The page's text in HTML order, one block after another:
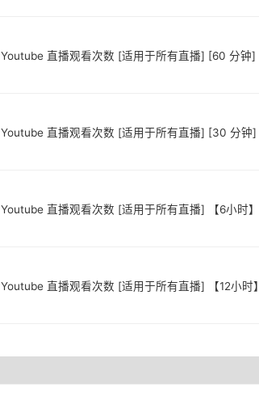
Youtube 直播观看次数 [适用于所有直播] [60 分钟]
Youtube 直播观看次数 [适用于所有直播] [30 分钟]
Youtube 直播观看次数 [适用于所有直播] 【6小时】
Youtube 直播观看次数 [适用于所有直播] 【12小时】